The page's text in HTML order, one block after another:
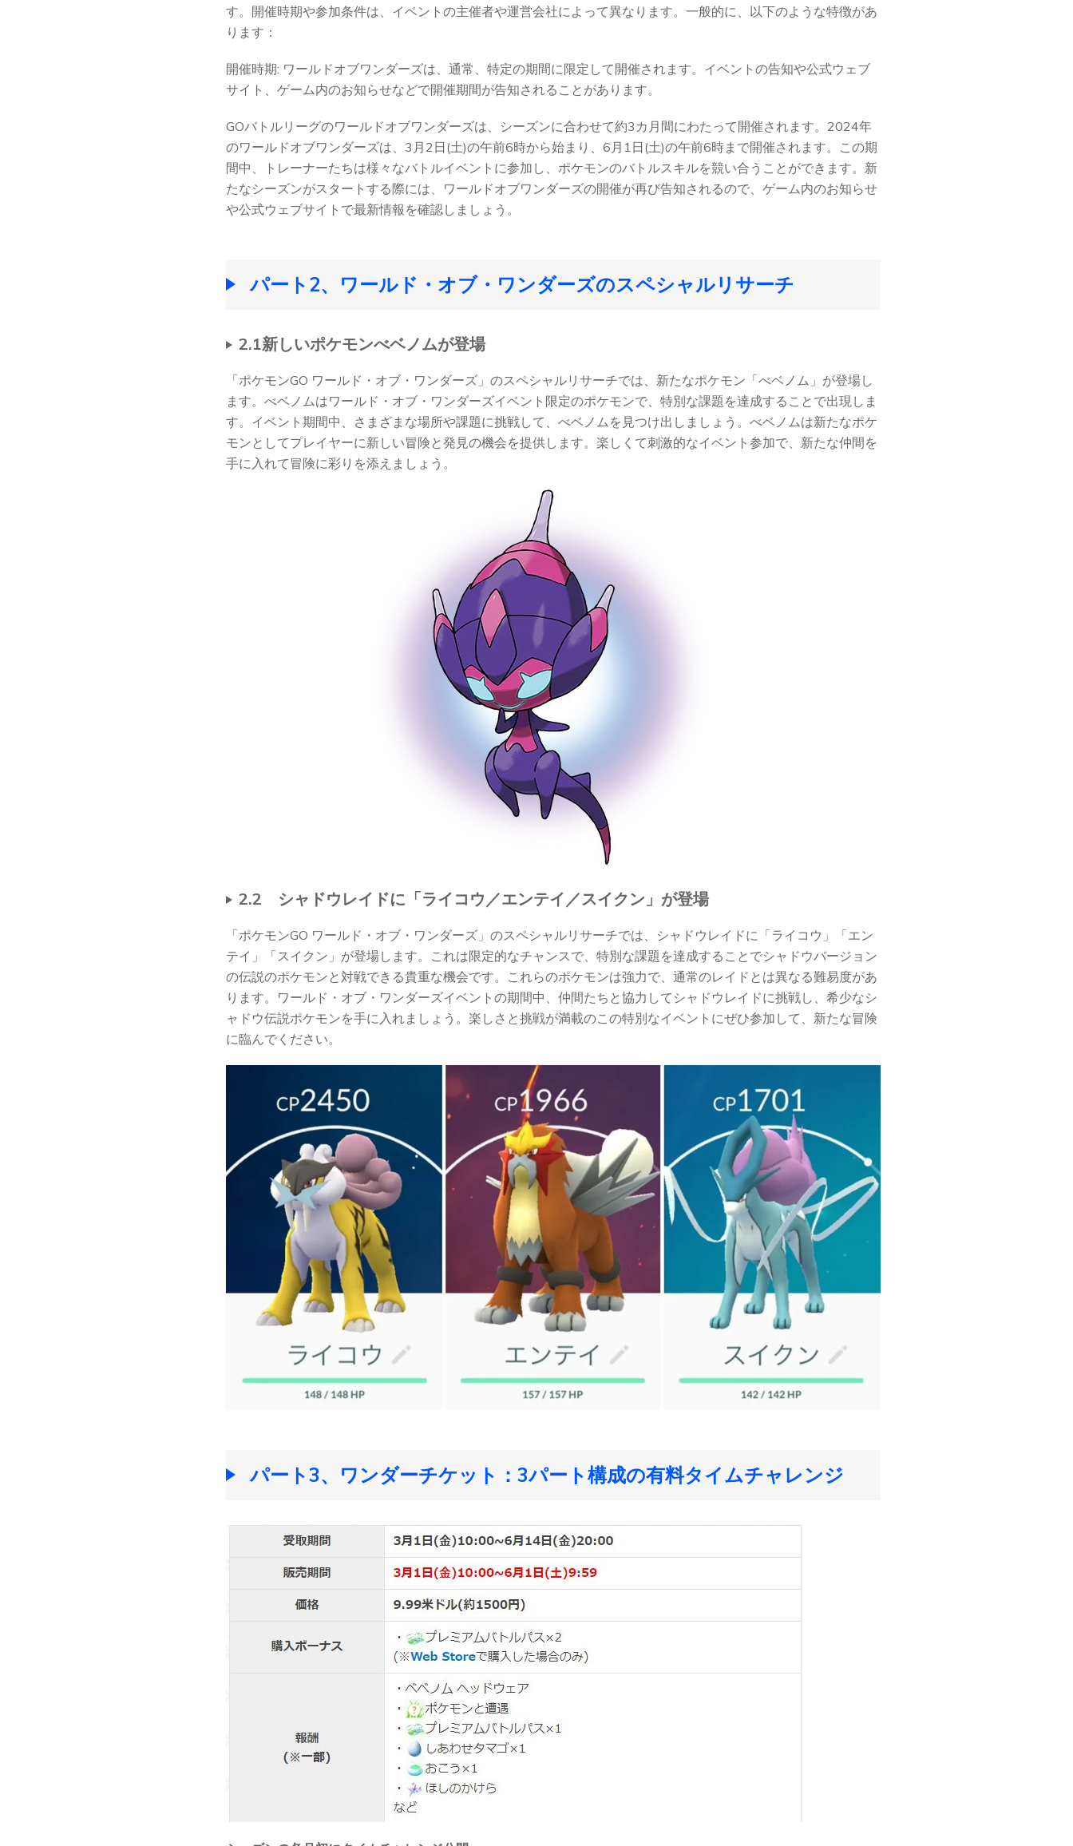
す。開催時期や参加条件は、イベントの主催者や運営会社によって異なります。一般的に、以下のような特徴があ
ります：
開催時期: ワールドオブワンダーズは、通常、特定の期間に限定して開催されます。イベントの告知や公式ウェブ
サイト、ゲーム内のお知らせなどで開催期間が告知されることがあります。
GOバトルリーグのワールドオブワンダーズは、シーズンに合わせて約3カ月間にわたって開催されます。2024年
のワールドオブワンダーズは、3月2日(土)の午前6時から始まり、6月1日(土)の午前6時まで開催されます。この期
間中、トレーナーたちは様々なバトルイベントに参加し、ポケモンのバトルスキルを競い合うことができます。新
たなシーズンがスタートする際には、ワールドオブワンダーズの開催が再び告知されるので、ゲーム内のお知らせ
や公式ウェブサイトで最新情報を確認しましょう。
パート2、ワールド・オブ・ワンダーズのスペシャルリサーチ
2.1新しいポケモンべベノムが登場
「ポケモンGO ワールド・オブ・ワンダーズ」のスペシャルリサーチでは、新たなポケモン「べベノム」が登場し
ます。べベノムはワールド・オブ・ワンダーズイベント限定のポケモンで、特別な課題を達成することで出現しま
す。イベント期間中、さまざまな場所や課題に挑戦して、べベノムを見つけ出しましょう。べベノムは新たなポケ
モンとしてプレイヤーに新しい冒険と発見の機会を提供します。楽しくて刺激的なイベント参加で、新たな仲間を
手に入れて冒険に彩りを添えましょう。
2.2 シャドウレイドに「ライコウ／エンテイ／スイクン」が登場
「ポケモンGO ワールド・オブ・ワンダーズ」のスペシャルリサーチでは、シャドウレイドに「ライコウ」「エン
テイ」「スイクン」が登場します。これは限定的なチャンスで、特別な課題を達成することでシャドウバージョン
の伝説のポケモンと対戦できる貴重な機会です。これらのポケモンは強力で、通常のレイドとは異なる難易度があ
ります。ワールド・オブ・ワンダーズイベントの期間中、仲間たちと協力してシャドウレイドに挑戦し、希少なシ
ャドウ伝説ポケモンを手に入れましょう。楽しさと挑戦が満載のこの特別なイベントにぜひ参加して、新たな冒険
に臨んでください。
パート3、ワンダーチケット：3パート構成の有料タイムチャレンジ